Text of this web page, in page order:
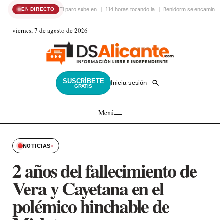
EN DIRECTO El paro sube en 114 horas tocando la Benidorm se encamina
viernes, 7 de agosto de 2026
SUSCRÍBETE
GRATIS Inicia sesión
Menú
NOTICIAS›
2 años del fallecimiento de
Vera y Cayetana en el
polémico hinchable de